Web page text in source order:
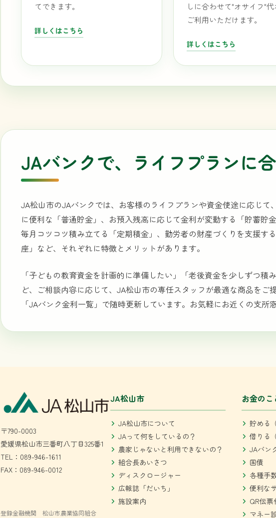
てできます。
詳しくはこちら
しに合わせて"オサイフ"代
ご利用いただけます。
詳しくはこちら
JAバンクで、ライフプランに
JA松山市のJAバンクでは、お客様のライフプランや資金使途に応じ
に便利な「普通貯金」、お預入残高に応じて金利が変動する「貯蓄貯
毎月コツコツ積み立てる「定期積金」、勤労者の財産づくりを支援す
座」など、それぞれに特徴とメリットがあります。
「子どもの教育資金を計画的に準備したい」「老後資金を少しずつ
ど、ご相談内容に応じて、JA松山市の専任スタッフが最適な商品を
「JAバンク金利一覧」で随時更新しています。お気軽にお近くの支所
〒790-0003
愛媛県松山市三番町八丁目325番1
TEL：089-946-1611
FAX：089-946-0012
登録金融機関 松山市農業協同組合
JA松山市
JA松山市について
JAって何をしているの？
農家じゃないと利用できないの？
組合長あいさつ
ディスクロージャー
広報誌「だいち」
施設案内
お金のこ
貯める
借りる
JAバン
国債
各種手
便利な
QR伝
マネー